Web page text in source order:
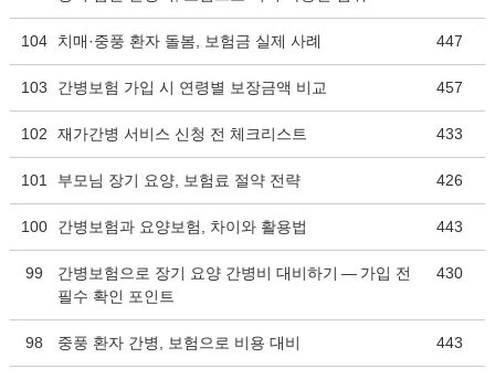
104 치매·중풍 환자 돌봄, 보험금 실제 사례 447
103 간병보험 가입 시 연령별 보장금액 비교 457
102 재가간병 서비스 신청 전 체크리스트 433
101 부모님 장기 요양, 보험료 절약 전략 426
100 간병보험과 요양보험, 차이와 활용법 443
99
간병보험으로 장기 요양 간병비 대비하기 — 가입 전
필수 확인 포인트
430
98 중풍 환자 간병, 보험으로 비용 대비 443